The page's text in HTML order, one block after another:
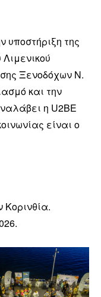
υποστήριξη της
Ξενοδόχων Ν.
και την
η U2BE
είναι ο
Κορινθία.